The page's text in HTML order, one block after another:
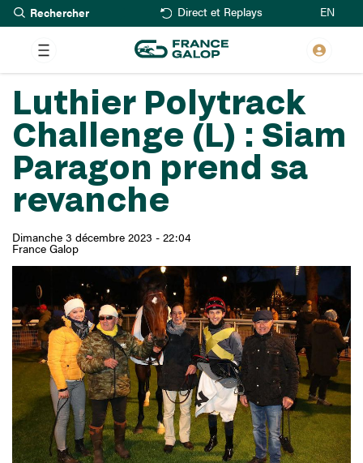
Aller
au
contenu
principal
Rechercher Direct et Replays EN
Luthier Polytrack
Challenge (L) : Siam
Paragon prend sa
revanche
Dimanche 3 décembre 2023 - 22:04
France Galop